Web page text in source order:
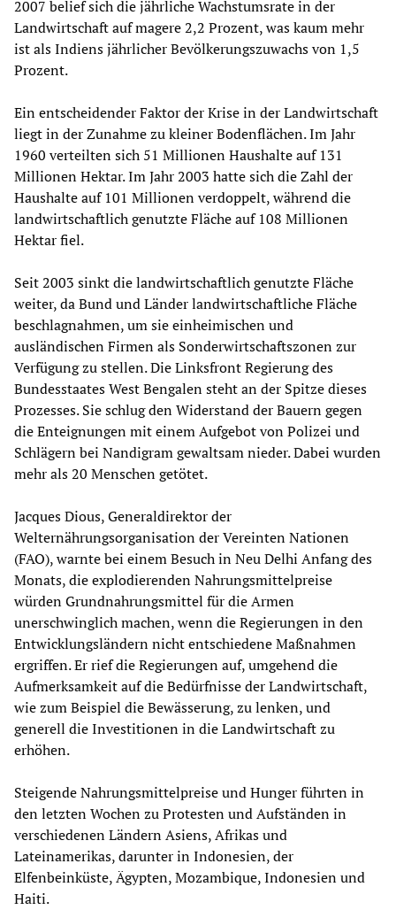
2007 belief sich die jährliche Wachstumsrate in der
Landwirtschaft auf magere 2,2 Prozent, was kaum mehr
ist als Indiens jährlicher Bevölkerungszuwachs von 1,5
Prozent.
Ein entscheidender Faktor der Krise in der Landwirtschaft
liegt in der Zunahme zu kleiner Bodenflächen. Im Jahr
1960 verteilten sich 51 Millionen Haushalte auf 131
Millionen Hektar. Im Jahr 2003 hatte sich die Zahl der
Haushalte auf 101 Millionen verdoppelt, während die
landwirtschaftlich genutzte Fläche auf 108 Millionen
Hektar fiel.
Seit 2003 sinkt die landwirtschaftlich genutzte Fläche
weiter, da Bund und Länder landwirtschaftliche Fläche
beschlagnahmen, um sie einheimischen und
ausländischen Firmen als Sonderwirtschaftszonen zur
Verfügung zu stellen. Die Linksfront Regierung des
Bundesstaates West Bengalen steht an der Spitze dieses
Prozesses. Sie schlug den Widerstand der Bauern gegen
die Enteignungen mit einem Aufgebot von Polizei und
Schlägern bei Nandigram gewaltsam nieder. Dabei wurden
mehr als 20 Menschen getötet.
Jacques Dious, Generaldirektor der
Welternährungsorganisation der Vereinten Nationen
(FAO), warnte bei einem Besuch in Neu Delhi Anfang des
Monats, die explodierenden Nahrungsmittelpreise
würden Grundnahrungsmittel für die Armen
unerschwinglich machen, wenn die Regierungen in den
Entwicklungsländern nicht entschiedene Maßnahmen
ergriffen. Er rief die Regierungen auf, umgehend die
Aufmerksamkeit auf die Bedürfnisse der Landwirtschaft,
wie zum Beispiel die Bewässerung, zu lenken, und
generell die Investitionen in die Landwirtschaft zu
erhöhen.
Steigende Nahrungsmittelpreise und Hunger führten in
den letzten Wochen zu Protesten und Aufständen in
verschiedenen Ländern Asiens, Afrikas und
Lateinamerikas, darunter in Indonesien, der
Elfenbeinküste, Ägypten, Mozambique, Indonesien und
Haiti.